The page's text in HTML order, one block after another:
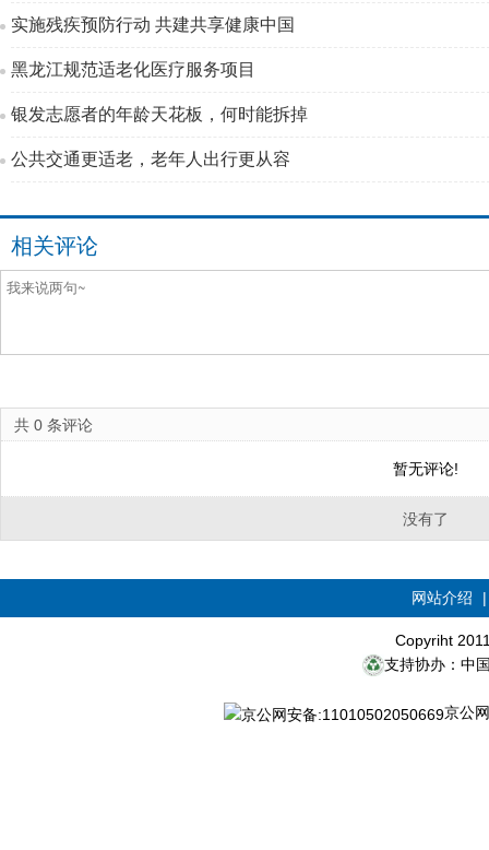
实施残疾预防行动 共建共享健康中国
黑龙江规范适老化医疗服务项目
银发志愿者的年龄天花板，何时能拆掉
公共交通更适老，老年人出行更从容
相关评论
共 0 条评论
暂无评论!
没有了
网站介绍
Copyriht
支持协办：中
京公